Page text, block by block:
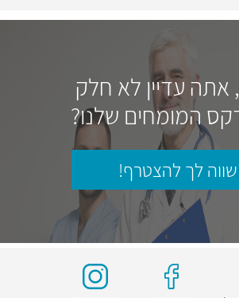
אתה עדיין לא חלק
המומחים שלנו?
שווה לך להצטרף!